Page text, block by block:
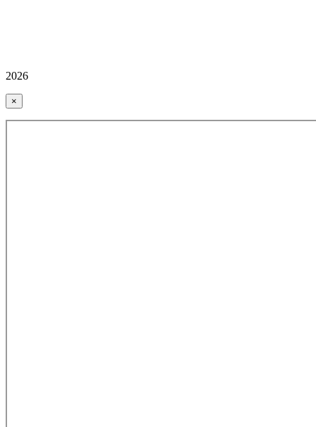
2026
×